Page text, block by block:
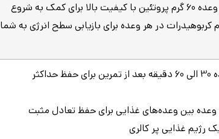
در هر وعده 60 گرم پروتئین با کیفیت بالا برای کمک به شروع
و 81 الی 82 گرم کربوهیدرات در هر وعده برای بازیابی سطح انرژی به شما
یک وعده 30 الی 60 دقیقه بعد از تمرین برای حفظ حداکثر
بین وعده‌های غذایی برای حفظ تعادل مثبت
رژیم غذایی پر کالری